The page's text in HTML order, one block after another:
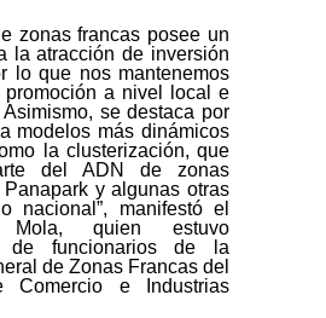
zonas francas posee un
la atracción de inversión
lo que nos mantenemos
a nivel local e
se destaca por
modelos más dinámicos
la clusterización, que
del ADN de zonas
y algunas otras
nacional”, manifestó el
Mola, quien estuvo
de funcionarios de la
de Zonas Francas del
Comercio e Industrias